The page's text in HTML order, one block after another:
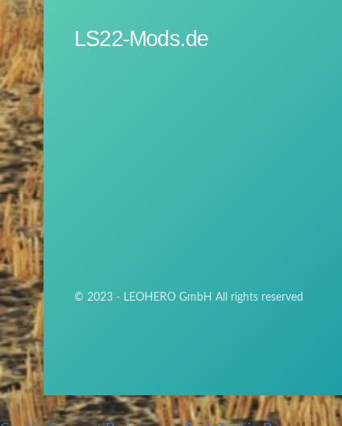
LS22-Mods.de
© 2023 - LEOHERO GmbH All rights reserved